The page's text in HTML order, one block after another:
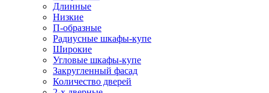
Длинные
Низкие
П-образные
Радиусные шкафы-купе
Широкие
Угловые шкафы-купе
Закругленный фасад
Количество дверей